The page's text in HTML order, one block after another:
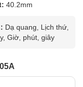
40.2mm
Dạ quang, Lịch thứ,
Giờ, phút, giây